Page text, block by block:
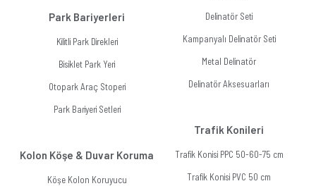
Park Bariyerleri
Kilitli Park Direkleri
Bisiklet Park Yeri
Otopark Araç Stoperi
Park Bariyeri Setleri
Kolon Köşe & Duvar Koruma
Köşe Kolon Koruyucu
Delinatör Seti
Kampanyalı Delinatör Seti
Metal Delinatör
Delinatör Aksesuarları
Trafik Konileri
Trafik Konisi PPC 50-60-75 cm
Trafik Konisi PVC 50 cm